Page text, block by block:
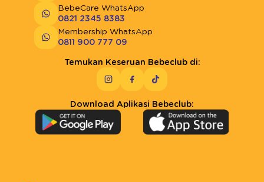
BebeCare WhatsApp
0821 2345 8383
Membership WhatsApp
0811 900 777 09
Temukan Keseruan Bebeclub di:
Download Aplikasi Bebeclub: